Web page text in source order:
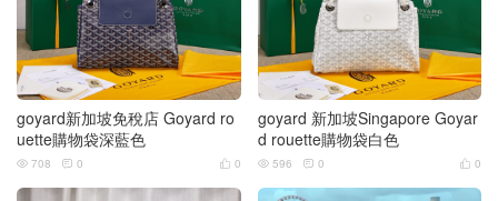
goyard新加坡免稅店 Goyard ro
uette購物袋深藍色
 0
 708  0
goyard 新加坡Singapore Goyar
d rouette購物袋白色
 0
 596  0